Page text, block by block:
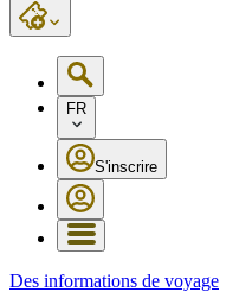
FR
S'inscrire
Des informations de voyage